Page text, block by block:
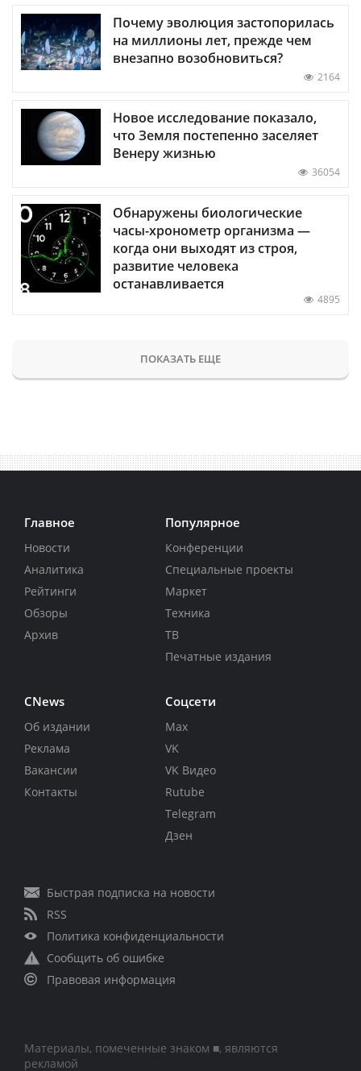
Почему эволюция застопорилась
на миллионы лет, прежде чем
внезапно возобновиться?
2164
Новое исследование показало,
что Земля постепенно заселяет
Венеру жизнью
36054
Обнаружены биологические
часы-хронометр организма —
когда они выходят из строя,
развитие человека
останавливается
4895
ПОКАЗАТЬ ЕЩЕ
Главное
Новости
Аналитика
Рейтинги
Обзоры
Архив
Популярное
Конференции
Специальные проекты
Маркет
Техника
ТВ
Печатные издания
CNews
Об издании
Реклама
Вакансии
Контакты
Соцсети
Max
VK
VK Видео
Rutube
Telegram
Дзен
Быстрая подписка на новости
RSS
Политика конфиденциальности
Сообщить об ошибке
Правовая информация
Материалы, помеченные знаком ■, являются
рекламой